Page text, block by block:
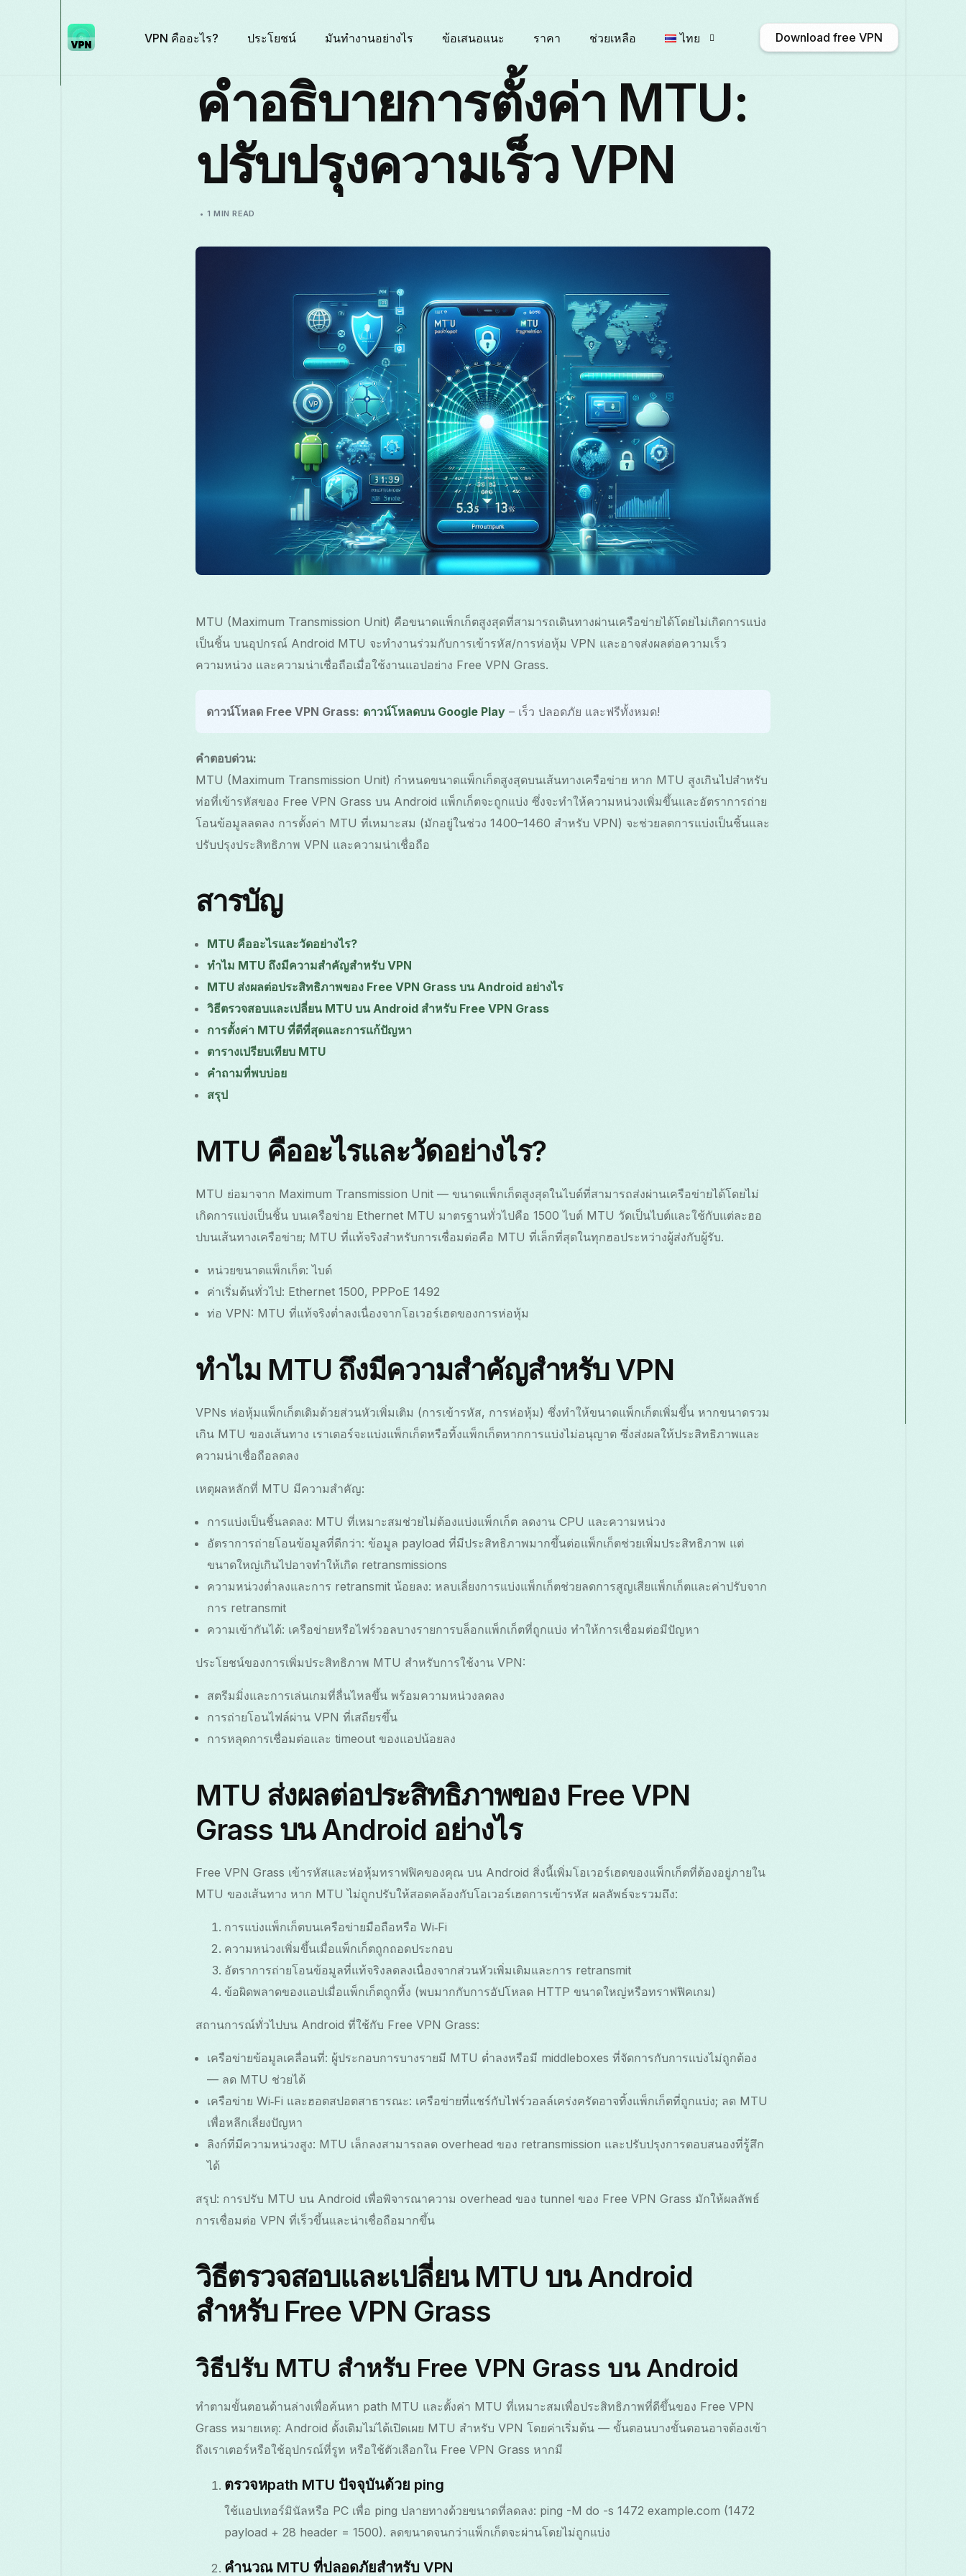
VPN คืออะไร? ประโยชน์ มันทำงานอย่างไร ข้อเสนอแนะ ราคา ช่วยเหลือ ไทย Download free VPN
คำอธิบายการตั้งค่า MTU:
ปรับปรุงความเร็ว VPN
1 MIN READ
MTU (Maximum Transmission Unit) คือขนาดแพ็กเก็ตสูงสุดที่สามารถเดินทางผ่านเครือข่ายได้โดยไม่เกิดการแบ่ง
เป็นชิ้น บนอุปกรณ์ Android MTU จะทำงานร่วมกับการเข้ารหัส/การห่อหุ้ม VPN และอาจส่งผลต่อความเร็ว
ความหน่วง และความน่าเชื่อถือเมื่อใช้งานแอปอย่าง Free VPN Grass.
ดาวน์โหลด Free VPN Grass: ดาวน์โหลดบน Google Play – เร็ว ปลอดภัย และฟรีทั้งหมด!
คำตอบด่วน:
MTU (Maximum Transmission Unit) กำหนดขนาดแพ็กเก็ตสูงสุดบนเส้นทางเครือข่าย หาก MTU สูงเกินไปสำหรับ
ท่อที่เข้ารหัสของ Free VPN Grass บน Android แพ็กเก็ตจะถูกแบ่ง ซึ่งจะทำให้ความหน่วงเพิ่มขึ้นและอัตราการถ่าย
โอนข้อมูลลดลง การตั้งค่า MTU ที่เหมาะสม (มักอยู่ในช่วง 1400–1460 สำหรับ VPN) จะช่วยลดการแบ่งเป็นชิ้นและ
ปรับปรุงประสิทธิภาพ VPN และความน่าเชื่อถือ
สารบัญ
MTU คืออะไรและวัดอย่างไร?
ทำไม MTU ถึงมีความสำคัญสำหรับ VPN
MTU ส่งผลต่อประสิทธิภาพของ Free VPN Grass บน Android อย่างไร
วิธีตรวจสอบและเปลี่ยน MTU บน Android สำหรับ Free VPN Grass
การตั้งค่า MTU ที่ดีที่สุดและการแก้ปัญหา
ตารางเปรียบเทียบ MTU
คำถามที่พบบ่อย
สรุป
MTU คืออะไรและวัดอย่างไร?
MTU ย่อมาจาก Maximum Transmission Unit — ขนาดแพ็กเก็ตสูงสุดในไบต์ที่สามารถส่งผ่านเครือข่ายได้โดยไม่
เกิดการแบ่งเป็นชิ้น บนเครือข่าย Ethernet MTU มาตรฐานทั่วไปคือ 1500 ไบต์ MTU วัดเป็นไบต์และใช้กับแต่ละฮอ
ปบนเส้นทางเครือข่าย; MTU ที่แท้จริงสำหรับการเชื่อมต่อคือ MTU ที่เล็กที่สุดในทุกฮอประหว่างผู้ส่งกับผู้รับ.
หน่วยขนาดแพ็กเก็ต: ไบต์
ค่าเริ่มต้นทั่วไป: Ethernet 1500, PPPoE 1492
ท่อ VPN: MTU ที่แท้จริงต่ำลงเนื่องจากโอเวอร์เฮดของการห่อหุ้ม
ทำไม MTU ถึงมีความสำคัญสำหรับ VPN
VPNs ห่อหุ้มแพ็กเก็ตเดิมด้วยส่วนหัวเพิ่มเติม (การเข้ารหัส, การห่อหุ้ม) ซึ่งทำให้ขนาดแพ็กเก็ตเพิ่มขึ้น หากขนาดรวม
เกิน MTU ของเส้นทาง เราเตอร์จะแบ่งแพ็กเก็ตหรือทิ้งแพ็กเก็ตหากการแบ่งไม่อนุญาต ซึ่งส่งผลให้ประสิทธิภาพและ
ความน่าเชื่อถือลดลง
เหตุผลหลักที่ MTU มีความสำคัญ:
การแบ่งเป็นชิ้นลดลง: MTU ที่เหมาะสมช่วยไม่ต้องแบ่งแพ็กเก็ต ลดงาน CPU และความหน่วง
อัตราการถ่ายโอนข้อมูลที่ดีกว่า: ข้อมูล payload ที่มีประสิทธิภาพมากขึ้นต่อแพ็กเก็ตช่วยเพิ่มประสิทธิภาพ แต่
ขนาดใหญ่เกินไปอาจทำให้เกิด retransmissions
ความหน่วงต่ำลงและการ retransmit น้อยลง: หลบเลี่ยงการแบ่งแพ็กเก็ตช่วยลดการสูญเสียแพ็กเก็ตและค่าปรับจาก
การ retransmit
ความเข้ากันได้: เครือข่ายหรือไฟร์วอลบางรายการบล็อกแพ็กเก็ตที่ถูกแบ่ง ทำให้การเชื่อมต่อมีปัญหา
ประโยชน์ของการเพิ่มประสิทธิภาพ MTU สำหรับการใช้งาน VPN:
สตรีมมิ่งและการเล่นเกมที่ลื่นไหลขึ้น พร้อมความหน่วงลดลง
การถ่ายโอนไฟล์ผ่าน VPN ที่เสถียรขึ้น
การหลุดการเชื่อมต่อและ timeout ของแอปน้อยลง
MTU ส่งผลต่อประสิทธิภาพของ Free VPN
Grass บน Android อย่างไร
Free VPN Grass เข้ารหัสและห่อหุ้มทราฟฟิคของคุณ บน Android สิ่งนี้เพิ่มโอเวอร์เฮดของแพ็กเก็ตที่ต้องอยู่ภายใน
MTU ของเส้นทาง หาก MTU ไม่ถูกปรับให้สอดคล้องกับโอเวอร์เฮดการเข้ารหัส ผลลัพธ์จะรวมถึง:
การแบ่งแพ็กเก็ตบนเครือข่ายมือถือหรือ Wi‑Fi
ความหน่วงเพิ่มขึ้นเมื่อแพ็กเก็ตถูกถอดประกอบ
อัตราการถ่ายโอนข้อมูลที่แท้จริงลดลงเนื่องจากส่วนหัวเพิ่มเติมและการ retransmit
ข้อผิดพลาดของแอปเมื่อแพ็กเก็ตถูกทิ้ง (พบมากกับการอัปโหลด HTTP ขนาดใหญ่หรือทราฟฟิคเกม)
สถานการณ์ทั่วไปบน Android ที่ใช้กับ Free VPN Grass:
เครือข่ายข้อมูลเคลื่อนที่: ผู้ประกอบการบางรายมี MTU ต่ำลงหรือมี middleboxes ที่จัดการกับการแบ่งไม่ถูกต้อง
— ลด MTU ช่วยได้
เครือข่าย Wi‑Fi และฮอตสปอตสาธารณะ: เครือข่ายที่แชร์กับไฟร์วอลล์เคร่งครัดอาจทิ้งแพ็กเก็ตที่ถูกแบ่ง; ลด MTU
เพื่อหลีกเลี่ยงปัญหา
ลิงก์ที่มีความหน่วงสูง: MTU เล็กลงสามารถลด overhead ของ retransmission และปรับปรุงการตอบสนองที่รู้สึก
ได้
สรุป: การปรับ MTU บน Android เพื่อพิจารณาความ overhead ของ tunnel ของ Free VPN Grass มักให้ผลลัพธ์
การเชื่อมต่อ VPN ที่เร็วขึ้นและน่าเชื่อถือมากขึ้น
วิธีตรวจสอบและเปลี่ยน MTU บน Android
สำหรับ Free VPN Grass
วิธีปรับ MTU สำหรับ Free VPN Grass บน Android
ทำตามขั้นตอนด้านล่างเพื่อค้นหา path MTU และตั้งค่า MTU ที่เหมาะสมเพื่อประสิทธิภาพที่ดีขึ้นของ Free VPN
Grass หมายเหตุ: Android ดั้งเดิมไม่ได้เปิดเผย MTU สำหรับ VPN โดยค่าเริ่มต้น — ขั้นตอนบางขั้นตอนอาจต้องเข้า
ถึงเราเตอร์หรือใช้อุปกรณ์ที่รูท หรือใช้ตัวเลือกใน Free VPN Grass หากมี
ตรวจหpath MTU ปัจจุบันด้วย ping
ใช้แอปเทอร์มินัลหรือ PC เพื่อ ping ปลายทางด้วยขนาดที่ลดลง: ping -M do -s 1472 example.com (1472
payload + 28 header = 1500). ลดขนาดจนกว่าแพ็กเก็ตจะผ่านโดยไม่ถูกแบ่ง
คำนวณ MTU ที่ปลอดภัยสำหรับ VPN